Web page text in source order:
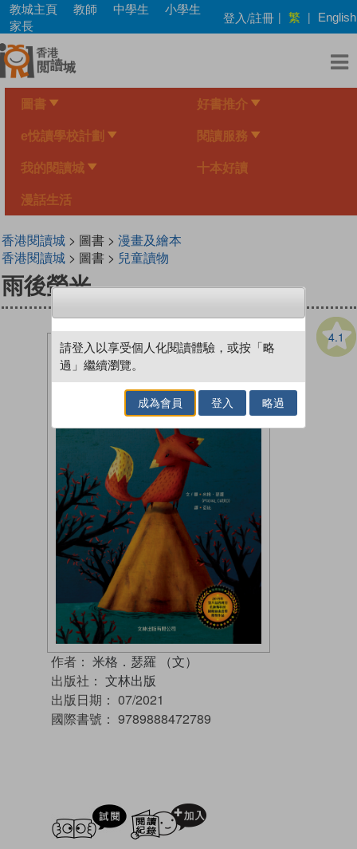
Skip
main
content
教城主頁 教師 中學生
小學生
家長
登入/註冊 | 繁 | English
圖書 好書推介
e悅讀學校計劃 閱讀服務
我的閱讀城 十本好讀
漫話生活
香港閱讀城> 圖書 > 漫畫及繪本
香港閱讀城> 圖書 > 兒童讀物
雨後螢光
4.1
作者： 米格．瑟羅 （文）
出版社： 文林出版
出版日期： 07/2021
國際書號： 9789888472789
試閲
請登入以享受個人化閱讀體驗，或按「略
過」繼續瀏覽。
成為會員 登入 略過